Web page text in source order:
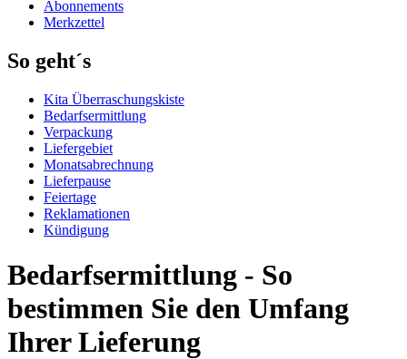
Abonnements
Merkzettel
So geht´s
Kita Überraschungskiste
Bedarfsermittlung
Verpackung
Liefergebiet
Monatsabrechnung
Lieferpause
Feiertage
Reklamationen
Kündigung
Bedarfsermittlung - So
bestimmen Sie den Umfang
Ihrer Lieferung